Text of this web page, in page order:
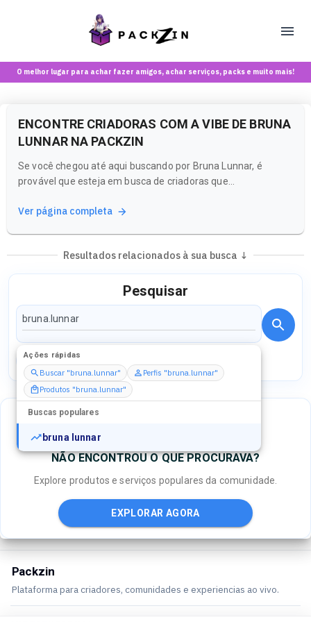
O melhor lugar para achar fazer amigos, achar serviços, packs e muito mais!
ENCONTRE CRIADORAS COM A VIBE DE BRUNA
LUNNAR NA PACKZIN
Se você chegou até aqui buscando por Bruna Lunnar, é
provável que esteja em busca de criadoras que
o lugar perfeito para explorar e descobrir conteúdos que se
Ver página completa
Resultados relacionados à sua busca ↓
Pesquisar
Ações rápidas
Buscar "bruna.lunnar"
Perfis "bruna.lunnar"
Produtos "bruna.lunnar"
Buscas populares
bruna lunnar
Perfis
NÃO ENCONTROU O QUE PROCURAVA?
Explore produtos e serviços populares da comunidade.
EXPLORAR AGORA
Packzin
Plataforma para criadores, comunidades e experiencias ao vivo.